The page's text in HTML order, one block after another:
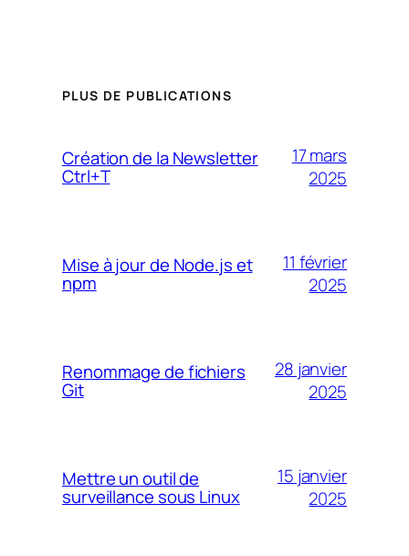
PLUS DE PUBLICATIONS
Création de la Newsletter
Ctrl+T
17 mars
2025
Mise à jour de Node.js et
npm
11 février
2025
Renommage de fichiers
Git
28 janvier
2025
Mettre un outil de
surveillance sous Linux
15 janvier
2025